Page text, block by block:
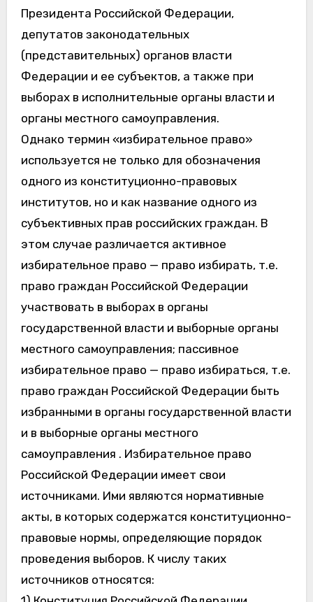
Президента Российской Федерации,
депутатов законодательных
(представительных) органов власти
Федерации и ее субъектов, а также при
выборах в исполнительные органы власти и
органы местного самоуправления.
Однако термин «избирательное право»
используется не только для обозначения
одного из конституционно-правовых
институтов, но и как название одного из
субъективных прав российских граждан. В
этом случае различается активное
избирательное право — право избирать, т.е.
право граждан Российской Федерации
участвовать в выборах в органы
государственной власти и выборные органы
местного самоуправления; пассивное
избирательное право — право избираться, т.е.
право граждан Российской Федерации быть
избранными в органы государственной власти
и в выборные органы местного
самоуправления . Избирательное право
Российской Федерации имеет свои
источниками. Ими являются нормативные
акты, в которых содержатся конституционно-
правовые нормы, определяющие порядок
проведения выборов. К числу таких
источников относятся: